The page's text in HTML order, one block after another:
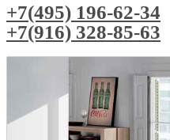
+7(495) 196-62-34
+7(916) 328-85-63